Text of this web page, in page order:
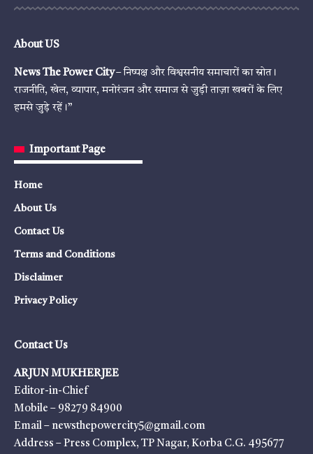
About US
News The Power City– निष्पक्ष और विश्वसनीय समाचारों का स्रोत।
राजनीति, खेल, व्यापार, मनोरंजन और समाज से जुड़ी ताज़ा खबरों के लिए
हमसे जुड़े रहें।”
Important Page
Home
About Us
Contact Us
Terms and Conditions
Disclaimer
Privacy Policy
Contact Us
ARJUN MUKHERJEE
Editor-in-Chief
Mobile – 98279 84900
Email – newsthepowercity5@gmail.com
Address – Press Complex, TP Nagar, Korba C.G. 495677